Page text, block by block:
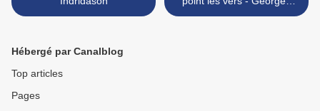
Flipo >
Hébergé par Canalblog
Top articles
Pages